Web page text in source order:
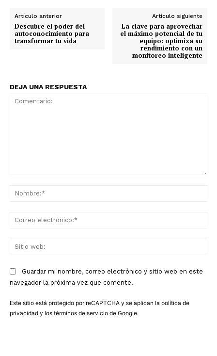
Artículo anterior
Descubre el poder del
autoconocimiento para
transformar tu vida
Artículo siguiente
La clave para aprovechar
el máximo potencial de tu
equipo: optimiza su
rendimiento con un
monitoreo inteligente
DEJA UNA RESPUESTA
Guardar mi nombre, correo electrónico y sitio web en este
navegador la próxima vez que comente.
Este sitio está protegido por reCAPTCHA y se aplican la política de
privacidad y los términos de servicio de Google.